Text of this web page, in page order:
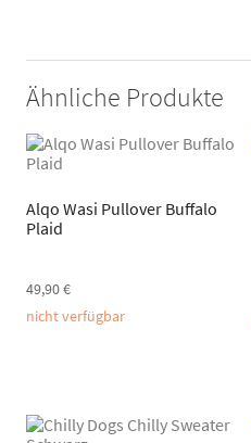
Ähnliche Produkte
Alqo Wasi Pullover Buffalo
Plaid
49,90€
nicht verfügbar